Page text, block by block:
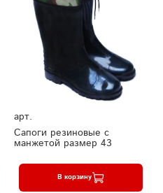
арт.
Сапоги резиновые с
манжетой размер 43
В корзину